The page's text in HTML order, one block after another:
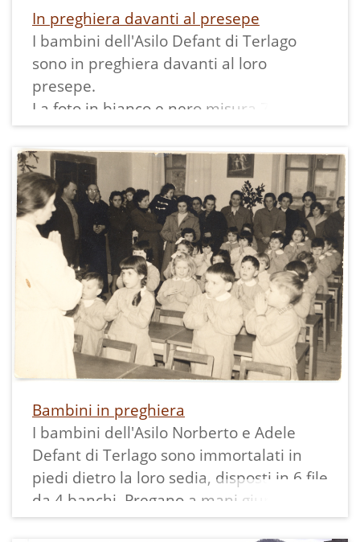
In preghiera davanti al presepe
I bambini dell'Asilo Defant di Terlago
sono in preghiera davanti al loro
presepe.
La foto in bianco e nero misura 7x7,6 cm
ed è posta sulla sinistra di una stampa
di 8,5x12 cm.
Bambini in preghiera
I bambini dell'Asilo Norberto e Adele
Defant di Terlago sono immortalati in
piedi dietro la loro sedia, disposti in 6 file
da 4 banchi. Pregano a mani giunte
guidati dalla maestra Sandra Grossi. Li